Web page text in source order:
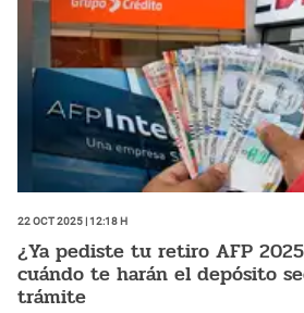
22 Oct 2025 | 12:18 h
¿Ya pediste tu retiro AFP
cuándo te harán el depósito
trámite